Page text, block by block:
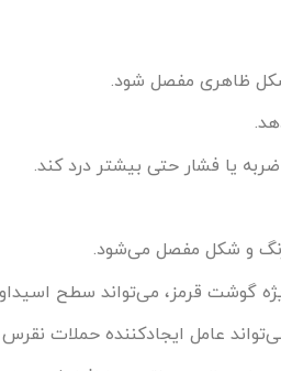
ظاهری مفصل شود.
یا فشار حتی بیشتر درد کند.
و شکل مفصل می‌شود.
گوشت قرمز، می‌تواند سطح
عامل ایجادکننده حملات